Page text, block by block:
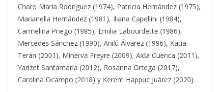
Charo María Rodríguez (1974), Patricia Hernández (1975),
Marianella Hernández (1981), Iliana Capellini (1984),
Carmelina Priego (1985), Emilia Labourdette (1986),
Mercedes Sánchez (1990), Anilú Álvarez (1996), Katia
Terán (2001), Minerva Freyre (2009), Aida Cuenca (2011),
Yarizet Santamaría (2012), Rosanna Ortega (2017),
Carolina Ocampo (2018) y Kerem Happuc Juárez (2020).